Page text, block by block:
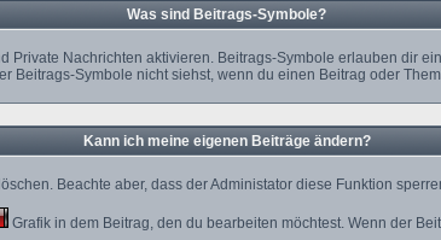
Was sind Beitrags-Symbole?
Private Nachrichten aktivieren. Beitrags-Symbole erlauben dir
Beitrags-Symbole nicht siehst, wenn du einen Beitrag oder
Kann ich meine eigenen Beiträge ändern?
Beachte aber, dass der Administator diese Funktion
Grafik in dem Beitrag, den du bearbeiten möchtest. Wenn der